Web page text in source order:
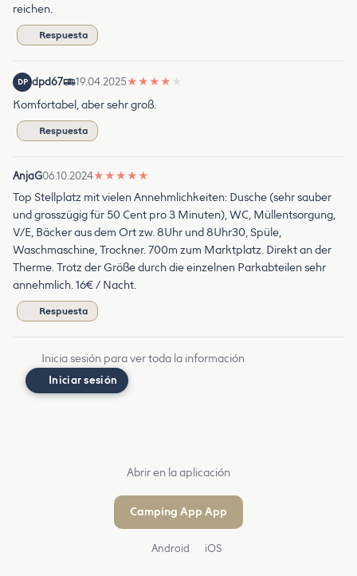
reichen.
Respuesta
DP dpd67 19.04.2025★ ★ ★ ★ ★
Komfortabel, aber sehr groß.
Respuesta
AnjaG06.10.2024★ ★ ★ ★ ★
Top Stellplatz mit vielen Annehmlichkeiten: Dusche (sehr sauber
und grosszügig für 50 Cent pro 3 Minuten), WC, Müllentsorgung,
V/E, Bäcker aus dem Ort zw. 8Uhr und 8Uhr30, Spüle,
Waschmaschine, Trockner. 700m zum Marktplatz. Direkt an der
Therme. Trotz der Größe durch die einzelnen Parkabteilen sehr
annehmlich. 16€ / Nacht.
Respuesta
Inicia sesión para ver toda la información
Iniciar sesión
Abrir en la aplicación
Camping App App
Android iOS